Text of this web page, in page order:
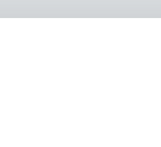
de paz no